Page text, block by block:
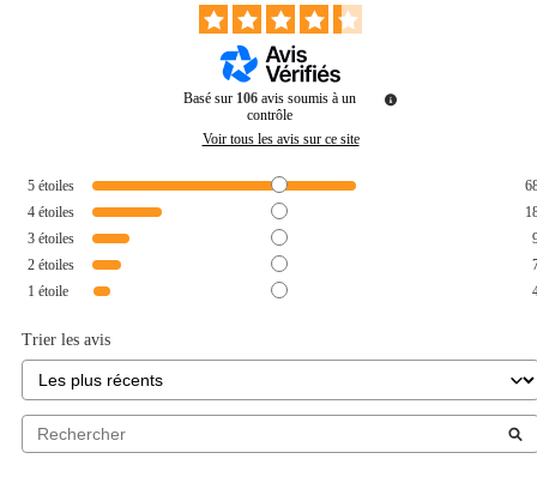
Basé sur 106 avis soumis à un
contrôle
Voir tous les avis sur ce site
5 étoiles
4 étoiles
3 étoiles
2 étoiles
1 étoile
Trier les avis